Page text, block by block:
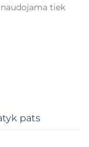
tiek
pats